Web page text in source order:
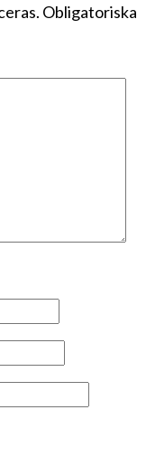
Obligatoriska